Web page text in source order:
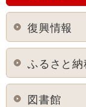
復興情報
ふるさと納
図書館